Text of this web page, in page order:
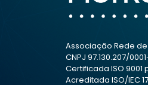
Associação Rede
CNPJ 97.130.207/
Certificada ISO 9001
Acreditada ISO/IEC